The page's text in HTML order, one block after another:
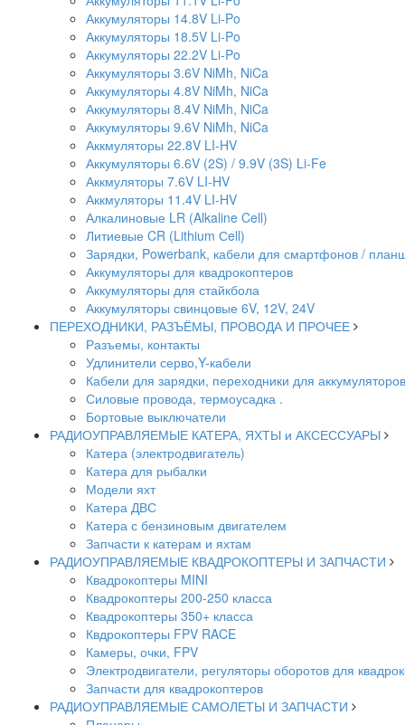
Аккумуляторы 14.8V Li-Po
Аккумуляторы 18.5V Li-Po
Аккумуляторы 22.2V Li-Po
Аккумуляторы 3.6V NiMh, NiCa
Аккумуляторы 4.8V NiMh, NiCa
Аккумуляторы 8.4V NiMh, NiCa
Аккумуляторы 9.6V NiMh, NiCa
Аккмуляторы 22.8V LI-HV
Аккумуляторы 6.6V (2S) / 9.9V (3S) Li-Fe
Аккмуляторы 7.6V LI-HV
Аккмуляторы 11.4V LI-HV
Алкалиновые LR (Alkaline Cell)
Литиевые CR (Lithium Сell)
Зарядки, Powerbank, кабели для смартфонов /
Аккумуляторы для квадрокоптеров
Аккумуляторы для стайкбола
Аккумуляторы свинцовые 6V, 12V, 24V
ПЕРЕХОДНИКИ, РАЗЪЁМЫ, ПРОВОДА И ПРОЧЕЕ
Разъемы, контакты
Удлинители серво,Y-кабели
Кабели для зарядки, переходники для аккумуляторов
Силовые провода, термоусадка .
Бортовые выключатели
РАДИОУПРАВЛЯЕМЫЕ КАТЕРА, ЯХТЫ и АКСЕССУАРЫ
Катера (электродвигатель)
Катера для рыбалки
Модели яхт
Катера ДВС
Катера с бензиновым двигателем
Запчасти к катерам и яхтам
РАДИОУПРАВЛЯЕМЫЕ КВАДРОКОПТЕРЫ И ЗАПЧАСТИ
Квадрокоптеры MINI
Квадрокоптеры 200-250 класса
Квадрокоптеры 350+ класса
Квдрокоптеры FPV RACE
Камеры, очки, FPV
Электродвигатели, регуляторы оборотов для
Запчасти для квадрокоптеров
РАДИОУПРАВЛЯЕМЫЕ САМОЛЕТЫ И ЗАПЧАСТИ